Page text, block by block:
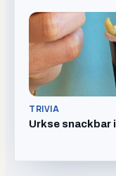
TRIVIA
Urkse snackbar